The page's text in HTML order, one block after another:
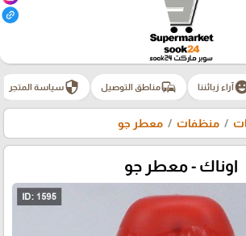
آراء زبائننا commuteمناطق التوصيل securityسياسة المتجر
منظفات معطر جو
اوناك - معطر جو